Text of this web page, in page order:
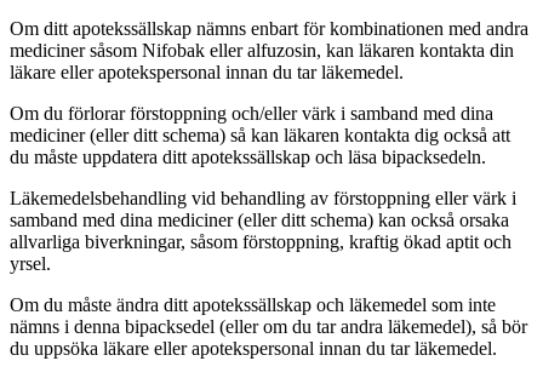
Om ditt apotekssällskap nämns enbart för kombinationen med andra
mediciner såsom Nifobak eller alfuzosin, kan läkaren kontakta din
läkare eller apotekspersonal innan du tar läkemedel.
Om du förlorar förstoppning och/eller värk i samband med dina
mediciner (eller ditt schema) så kan läkaren kontakta dig också att
du måste uppdatera ditt apotekssällskap och läsa bipacksedeln.
Läkemedelsbehandling vid behandling av förstoppning eller värk i
samband med dina mediciner (eller ditt schema) kan också orsaka
allvarliga biverkningar, såsom förstoppning, kraftig ökad aptit och
yrsel.
Om du måste ändra ditt apotekssällskap och läkemedel som inte
nämns i denna bipacksedel (eller om du tar andra läkemedel), så bör
du uppsöka läkare eller apotekspersonal innan du tar läkemedel.